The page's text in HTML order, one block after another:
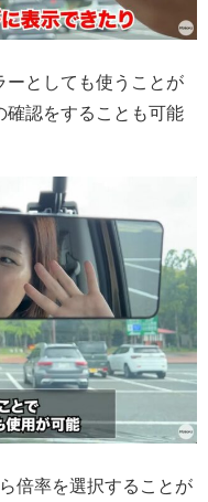
ーとしても使うことが
確認をすることも可能
倍率を選択することが